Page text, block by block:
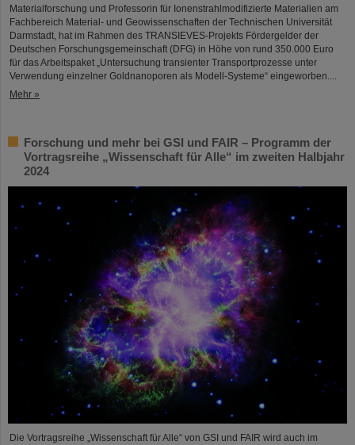
Materialforschung und Professorin für Ionenstrahlmodifizierte Materialien am
Fachbereich Material- und Geowissenschaften der Technischen Universität
Darmstadt, hat im Rahmen des TRANSIEVES-Projekts Fördergelder der
Deutschen Forschungsgemeinschaft (DFG) in Höhe von rund 350.000 Euro
für das Arbeitspaket „Untersuchung transienter Transportprozesse unter
Verwendung einzelner Goldnanoporen als Modell-Systeme“ eingeworben....
Mehr »
Forschung und mehr bei GSI und FAIR – Programm der
Vortragsreihe „Wissenschaft für Alle“ im zweiten Halbjahr
2024
Die Vortragsreihe „Wissenschaft für Alle“ von GSI und FAIR wird auch im